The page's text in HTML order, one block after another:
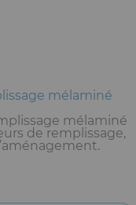
mélaminé
mélaminé
de remplissage,